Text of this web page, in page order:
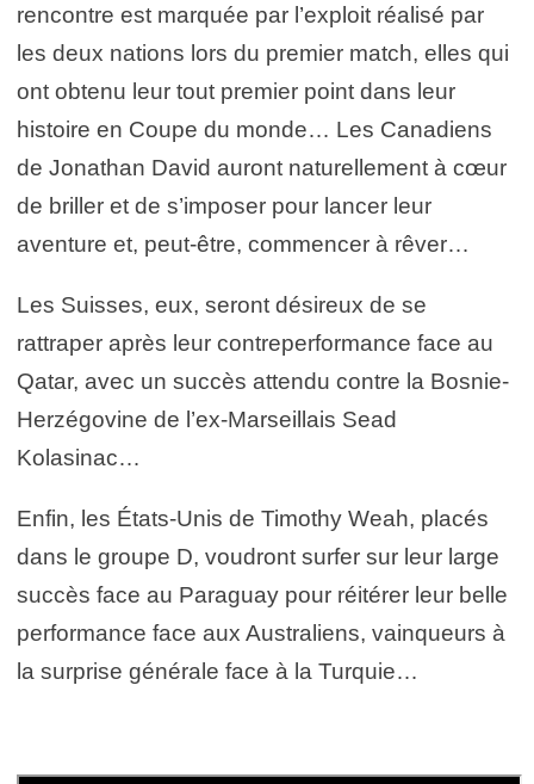
rencontre est marquée par l’exploit réalisé par
les deux nations lors du premier match, elles qui
ont obtenu leur tout premier point dans leur
histoire en Coupe du monde… Les Canadiens
de Jonathan David auront naturellement à cœur
de briller et de s’imposer pour lancer leur
aventure et, peut-être, commencer à rêver…
Les Suisses, eux, seront désireux de se
rattraper après leur contreperformance face au
Qatar, avec un succès attendu contre la Bosnie-
Herzégovine de l’ex-Marseillais Sead
Kolasinac…
Enfin, les États-Unis de Timothy Weah, placés
dans le groupe D, voudront surfer sur leur large
succès face au Paraguay pour réitérer leur belle
performance face aux Australiens, vainqueurs à
la surprise générale face à la Turquie…